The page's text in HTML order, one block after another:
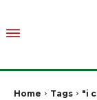
Home Tags "i